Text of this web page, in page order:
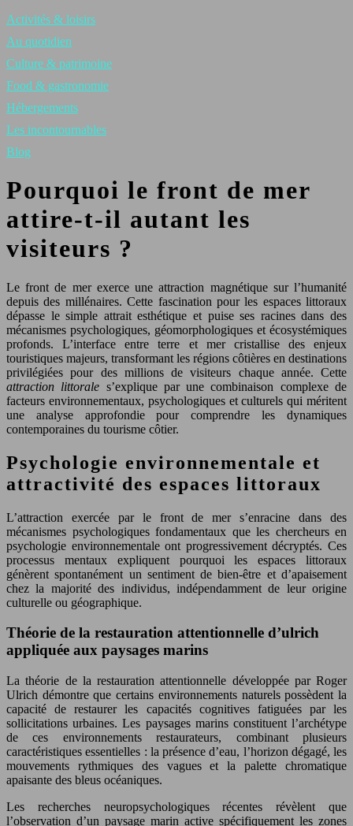
Activités & loisirs
Au quotidien
Culture & patrimoine
Food & gastronomie
Hébergements
Les incontournables
Blog
Pourquoi le front de mer
attire-t-il autant les
visiteurs ?
Le front de mer exerce une attraction magnétique sur l’humanité
depuis des millénaires. Cette fascination pour les espaces littoraux
dépasse le simple attrait esthétique et puise ses racines dans des
mécanismes psychologiques, géomorphologiques et écosystémiques
profonds. L’interface entre terre et mer cristallise des enjeux
touristiques majeurs, transformant les régions côtières en destinations
privilégiées pour des millions de visiteurs chaque année. Cette
attraction littorale s’explique par une combinaison complexe de
facteurs environnementaux, psychologiques et culturels qui méritent
une analyse approfondie pour comprendre les dynamiques
contemporaines du tourisme côtier.
Psychologie environnementale et
attractivité des espaces littoraux
L’attraction exercée par le front de mer s’enracine dans des
mécanismes psychologiques fondamentaux que les chercheurs en
psychologie environnementale ont progressivement décryptés. Ces
processus mentaux expliquent pourquoi les espaces littoraux
génèrent spontanément un sentiment de bien-être et d’apaisement
chez la majorité des individus, indépendamment de leur origine
culturelle ou géographique.
Théorie de la restauration attentionnelle d’ulrich
appliquée aux paysages marins
La théorie de la restauration attentionnelle développée par Roger
Ulrich démontre que certains environnements naturels possèdent la
capacité de restaurer les capacités cognitives fatiguées par les
sollicitations urbaines. Les paysages marins constituent l’archétype
de ces environnements restaurateurs, combinant plusieurs
caractéristiques essentielles : la présence d’eau, l’horizon dégagé, les
mouvements rythmiques des vagues et la palette chromatique
apaisante des bleus océaniques.
Les recherches neuropsychologiques récentes révèlent que
l’observation d’un paysage marin active spécifiquement les zones